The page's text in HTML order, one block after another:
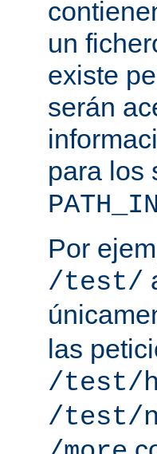
un
existe
serán
para los
Por
/test/
las
/test/
/test/